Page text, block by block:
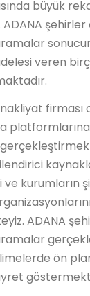
büyük
şehirler
veren
nakliyat
platformlarına
ve kurumların
ADANA
ön